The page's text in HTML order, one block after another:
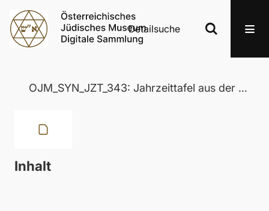
Detailsuche
OJM_SYN_JZT_343: Jahrzeittafel aus der Wertheimer Synagoge in Eisenstadt
Inhalt